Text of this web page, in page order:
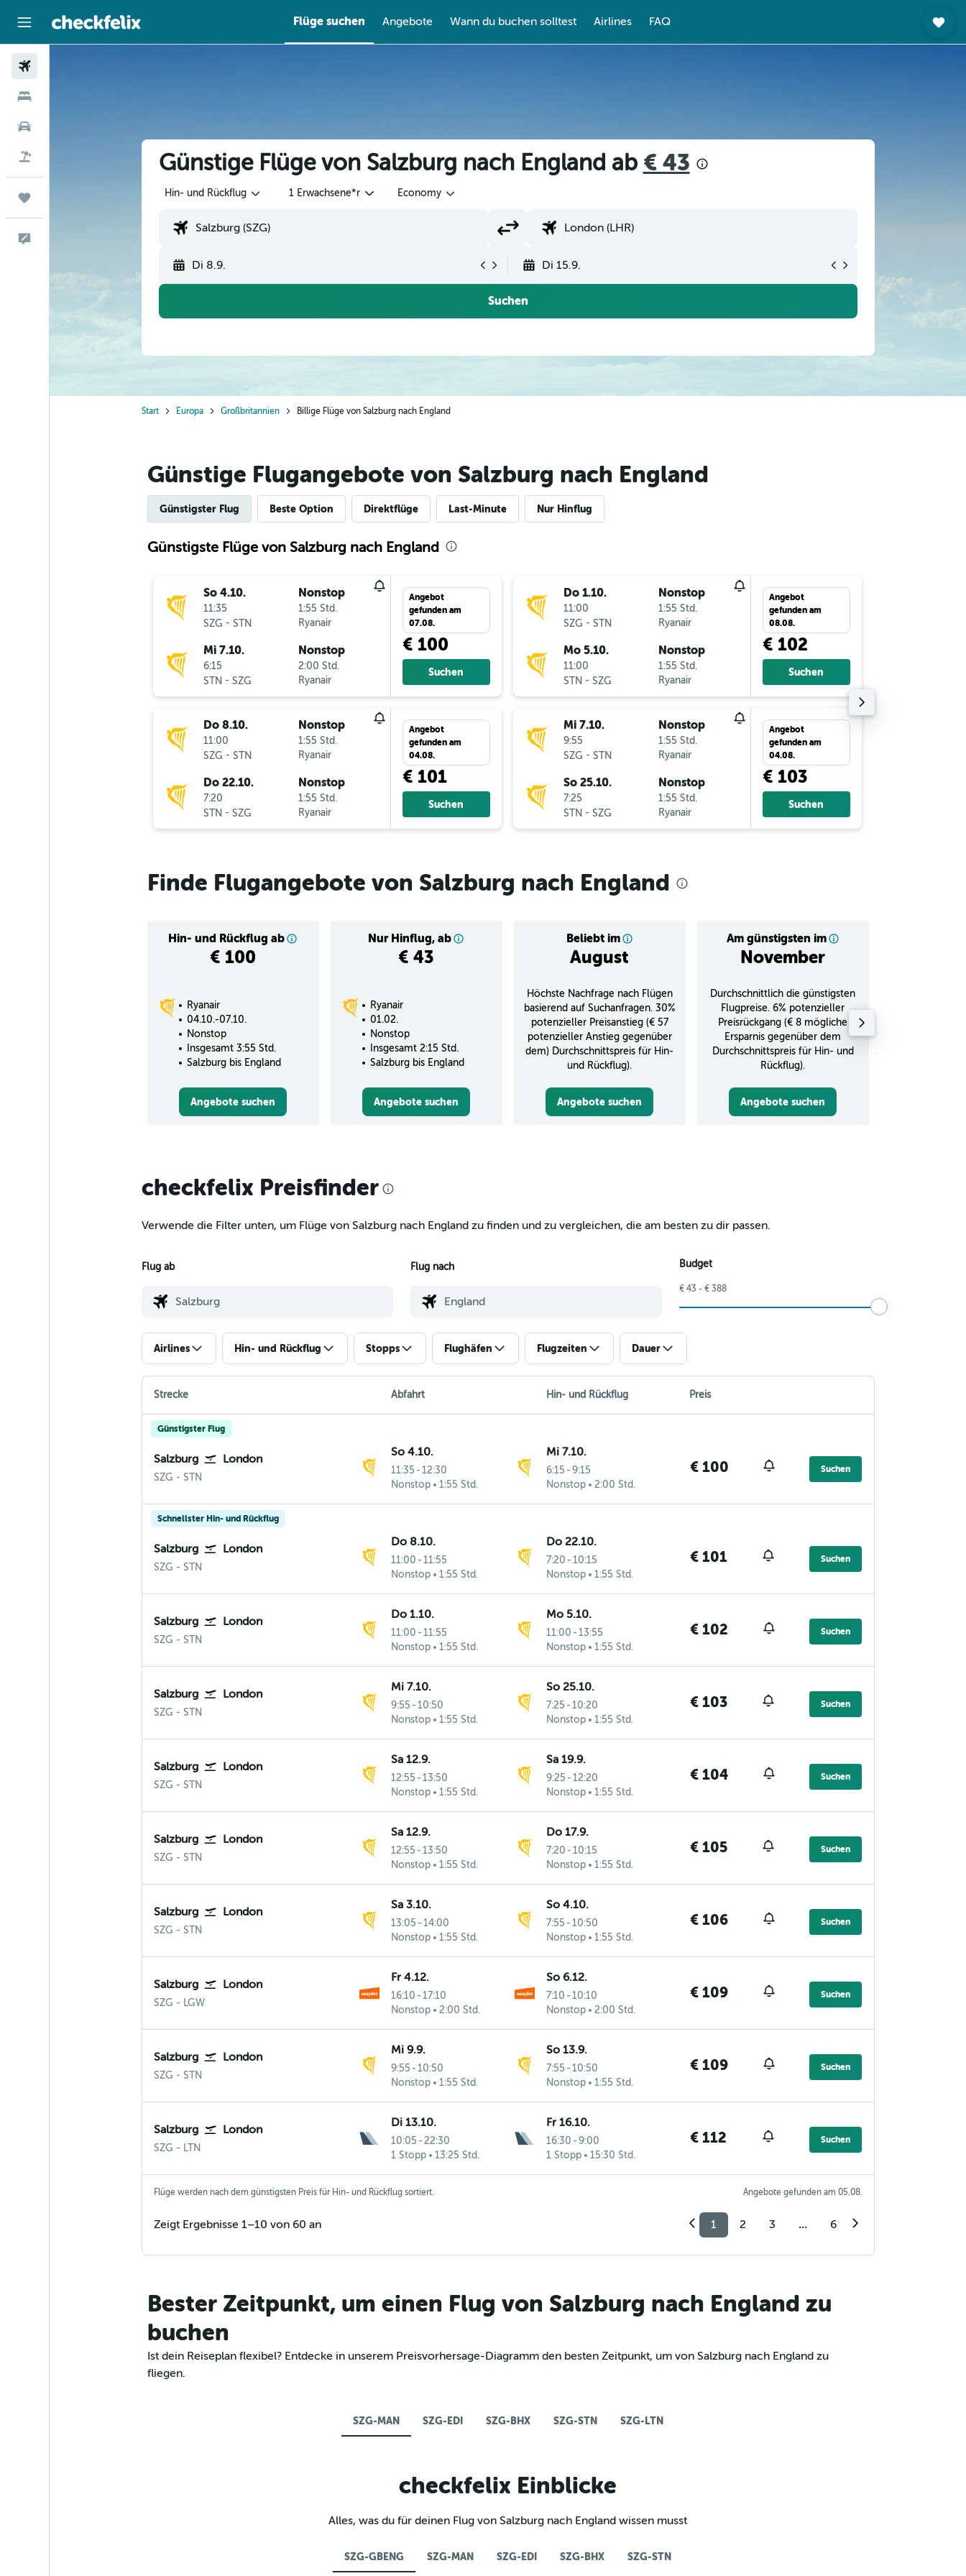
Flüge suchen Angebote Wann du buchen solltest Airlines FAQ
Günstige Flüge von Salzburg nach England ab € 43
Hin- und Rückflug 1 Erwachsene*r Economy
Di 8.9. Di 15.9.
Suchen
Start Europa Großbritannien Billige Flüge von Salzburg nach England
Günstige Flugangebote von Salzburg nach England
Günstigster Flug Beste Option Direktflüge Last-Minute Nur Hinflug
Günstigste Flüge von Salzburg nach England
So 4.10.
11:35
SZG - STN
Nonstop
1:55 Std.
Ryanair
Mi 7.10.
6:15
STN - SZG
Nonstop
2:00 Std.
Ryanair
Angebot
gefunden am
07.08.
€ 100
Suchen
Do 8.10.
11:00
SZG - STN
Nonstop
1:55 Std.
Ryanair
Do 22.10.
7:20
STN - SZG
Nonstop
1:55 Std.
Ryanair
Angebot
gefunden am
04.08.
€ 101
Suchen
Do 1.10.
11:00
SZG - STN
Nonstop
1:55 Std.
Ryanair
Mo 5.10.
11:00
STN - SZG
Nonstop
1:55 Std.
Ryanair
Angebot
gefunden am
08.08.
€ 102
Suchen
Mi 7.10.
9:55
SZG - STN
Nonstop
1:55 Std.
Ryanair
So 25.10.
7:25
STN - SZG
Nonstop
1:55 Std.
Ryanair
Angebot
gefunden am
04.08.
€ 103
Suchen
Finde Flugangebote von Salzburg nach England
Hin- und Rückflug ab
€ 100
Nur Hinflug, ab
€ 43
Beliebt im
August
Am günstigsten im
November
Ryanair
04.10.-07.10.
Nonstop
Insgesamt 3:55 Std.
Salzburg bis England
Angebote suchen
Ryanair
01.02.
Nonstop
Insgesamt 2:15 Std.
Salzburg bis England
Angebote suchen
Höchste Nachfrage nach Flügen
basierend auf Suchanfragen. 30%
potenzieller Preisanstieg (€ 57
potenzieller Anstieg gegenüber
dem) Durchschnittspreis für Hin-
und Rückflug).
Angebote suchen
Durchschnittlich die günstigsten
Flugpreise. 6% potenzieller
Preisrückgang (€ 8 mögliche
Ersparnis gegenüber dem
Durchschnittspreis für Hin- und
Rückflug).
Angebote suchen
checkfelix Preisfinder
Verwende die Filter unten, um Flüge von Salzburg nach England zu finden und zu vergleichen, die am besten zu dir passen.
Flug ab Flug nach Budget
€ 43 - € 388
Airlines Hin- und Rückflug Stopps Flughäfen Flugzeiten Dauer
Strecke Abfahrt Hin- und Rückflug Preis
Günstigster Flug
Salzburg London
SZG Salzburg
- STN
So 4.10.
11:35 - 12:30
Nonstop
1:55 Std.
Mi 7.10.
6:15 - 9:15
Nonstop
2:00 Std.
€ 100 Suchen
Schnellster Hin- und Rückflug
Salzburg London
SZG Salzburg
- STN
Do 8.10.
11:00 - 11:55
Nonstop
1:55 Std.
Do 22.10.
7:20 - 10:15
Nonstop
1:55 Std.
€ 101 Suchen
Salzburg London
SZG Salzburg
- STN
Do 1.10.
11:00 - 11:55
Nonstop
1:55 Std.
Mo 5.10.
11:00 - 13:55
Nonstop
1:55 Std.
€ 102 Suchen
Salzburg London
SZG Salzburg
- STN
Mi 7.10.
9:55 - 10:50
Nonstop
1:55 Std.
So 25.10.
7:25 - 10:20
Nonstop
1:55 Std.
€ 103 Suchen
Salzburg London
SZG Salzburg
- STN
Sa 12.9.
12:55 - 13:50
Nonstop
1:55 Std.
Sa 19.9.
9:25 - 12:20
Nonstop
1:55 Std.
€ 104 Suchen
Salzburg London
SZG Salzburg
- STN
Sa 12.9.
12:55 - 13:50
Nonstop
1:55 Std.
Do 17.9.
7:20 - 10:15
Nonstop
1:55 Std.
€ 105 Suchen
Salzburg London
SZG Salzburg
- STN
Sa 3.10.
13:05 - 14:00
Nonstop
1:55 Std.
So 4.10.
7:55 - 10:50
Nonstop
1:55 Std.
€ 106 Suchen
Salzburg London
SZG Salzburg
- LGW
Fr 4.12.
16:10 - 17:10
Nonstop
2:00 Std.
So 6.12.
7:10 - 10:10
Nonstop
2:00 Std.
€ 109 Suchen
Salzburg London
SZG Salzburg
- STN
Mi 9.9.
9:55 - 10:50
Nonstop
1:55 Std.
So 13.9.
7:55 - 10:50
Nonstop
1:55 Std.
€ 109 Suchen
Salzburg London
SZG Salzburg
- LTN
Di 13.10.
10:05 - 22:30
1 Stopp
13:25 Std.
Fr 16.10.
16:30 - 9:00
1 Stopp
15:30 Std.
€ 112 Suchen
Flüge werden nach dem günstigsten Preis für Hin- und Rückflug sortiert. Angebote gefunden am 05.08.
Zeigt Ergebnisse 1–10 von 60 an 1 2 3 ... 6
Bester Zeitpunkt, um einen Flug von Salzburg nach England zu
buchen
Ist dein Reiseplan flexibel? Entdecke in unserem Preisvorhersage-Diagramm den besten Zeitpunkt, um von Salzburg nach England zu
fliegen.
SZG-MAN SZG-EDI SZG-BHX SZG-STN SZG-LTN
checkfelix Einblicke
Alles, was du für deinen Flug von Salzburg nach England wissen musst
SZG-GBENG SZG-MAN SZG-EDI SZG-BHX SZG-STN